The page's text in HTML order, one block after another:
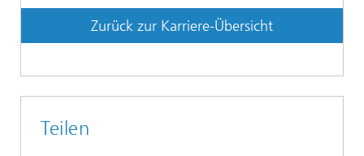
Zurück zur Karriere-Übersicht
Teilen